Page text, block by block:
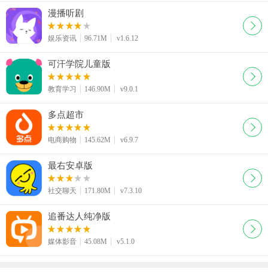
漫播听剧
娱乐资讯 96.71M v1.6.12
可汗学院儿童版
教育学习 146.90M v9.0.1
多点超市
电商购物 145.62M v6.9.7
最右安卓版
社交聊天 171.80M v7.3.10
追番达人纯净版
媒体影音 45.08M v5.1.0